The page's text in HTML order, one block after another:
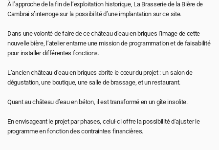
À l’approche de la fin de l’exploitation historique, La Brasserie de la Bière de
Cambrai s’interroge sur la possibilité d’une implantation sur ce site.
Dans une volonté de faire de ce château d’eau en briques l’image de cette
nouvelle bière, l’atelier entame une mission de programmation et de faisabilité
pour installer différentes fonctions.
L’ancien château d’eau en briques abrite le cœur du projet : un salon de
dégustation, une boutique, une salle de brassage, et un restaurant.
Quant au château d’eau en béton, il est transformé en un gîte insolite.
En envisageant le projet par phases, celui-ci offre la possibilité d’ajuster le
programme en fonction des contraintes financières.